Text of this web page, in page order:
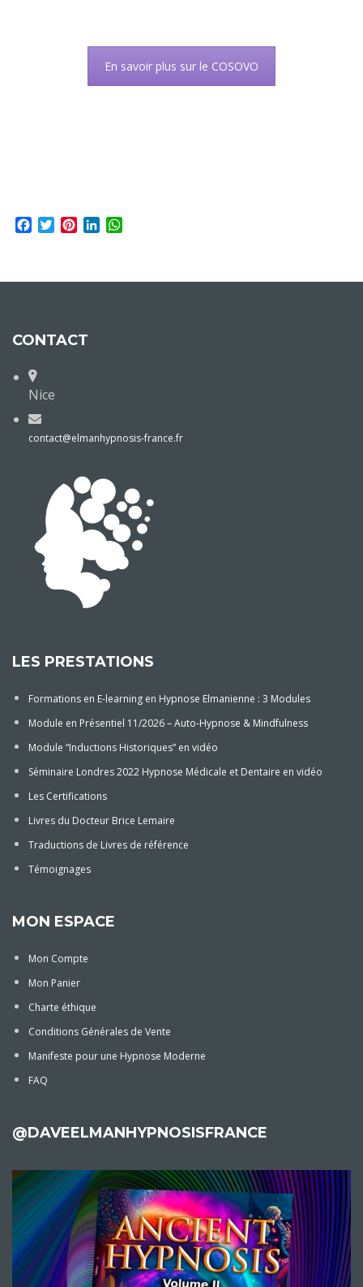
En savoir plus sur le COSOVO
Facebook
TwitterPinterestLinkedIn
CONTACT
Nice
contact@elmanhypnosis-france.fr
LES PRESTATIONS
Formations en E-learning en Hypnose Elmanienne : 3 Modules
Module en Présentiel 11/2026 – Auto-Hypnose & Mindfulness
Module “Inductions Historiques” en vidéo
Séminaire Londres 2022 Hypnose Médicale et Dentaire en vidéo
Les Certifications
Livres du Docteur Brice Lemaire
Traductions de Livres de référence
Témoignages
MON ESPACE
Mon Compte
Mon Panier
Charte éthique
Conditions Générales de Vente
Manifeste pour une Hypnose Moderne
FAQ
@DAVEELMANHYPNOSISFRANCE